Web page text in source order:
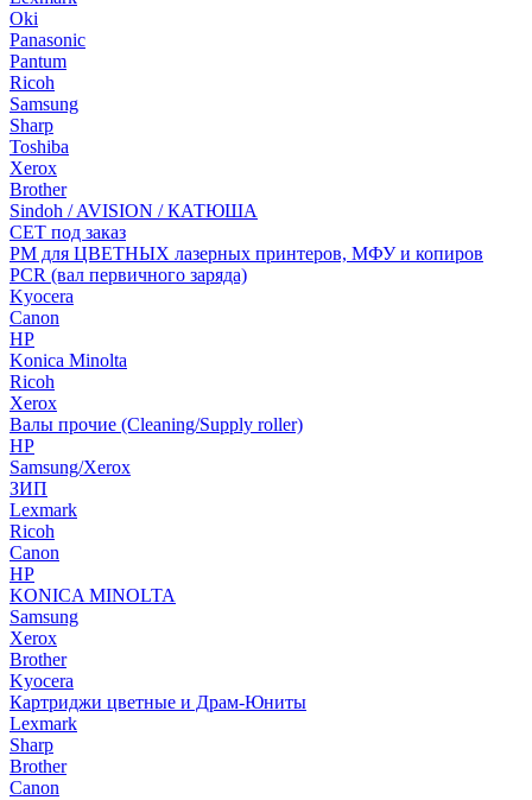
Oki
Panasonic
Pantum
Ricoh
Samsung
Sharp
Toshiba
Xerox
Brother
Sindoh / AVISION / КАТЮША
CET под заказ
РМ для ЦВЕТНЫХ лазерных принтеров, МФУ и копиров
PCR (вал первичного заряда)
Kyocera
Canon
HP
Konica Minolta
Ricoh
Xerox
Валы прочие (Cleaning/Supply roller)
HP
Samsung/Xerox
ЗИП
Lexmark
Ricoh
Canon
HP
KONICA MINOLTA
Samsung
Xerox
Brother
Kyocera
Картриджи цветные и Драм-Юниты
Lexmark
Sharp
Brother
Canon